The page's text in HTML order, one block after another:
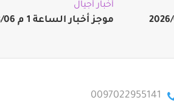
أخبار أجيال
موجز أخبار الساعة 1 م 2026/08/06
0097022955141